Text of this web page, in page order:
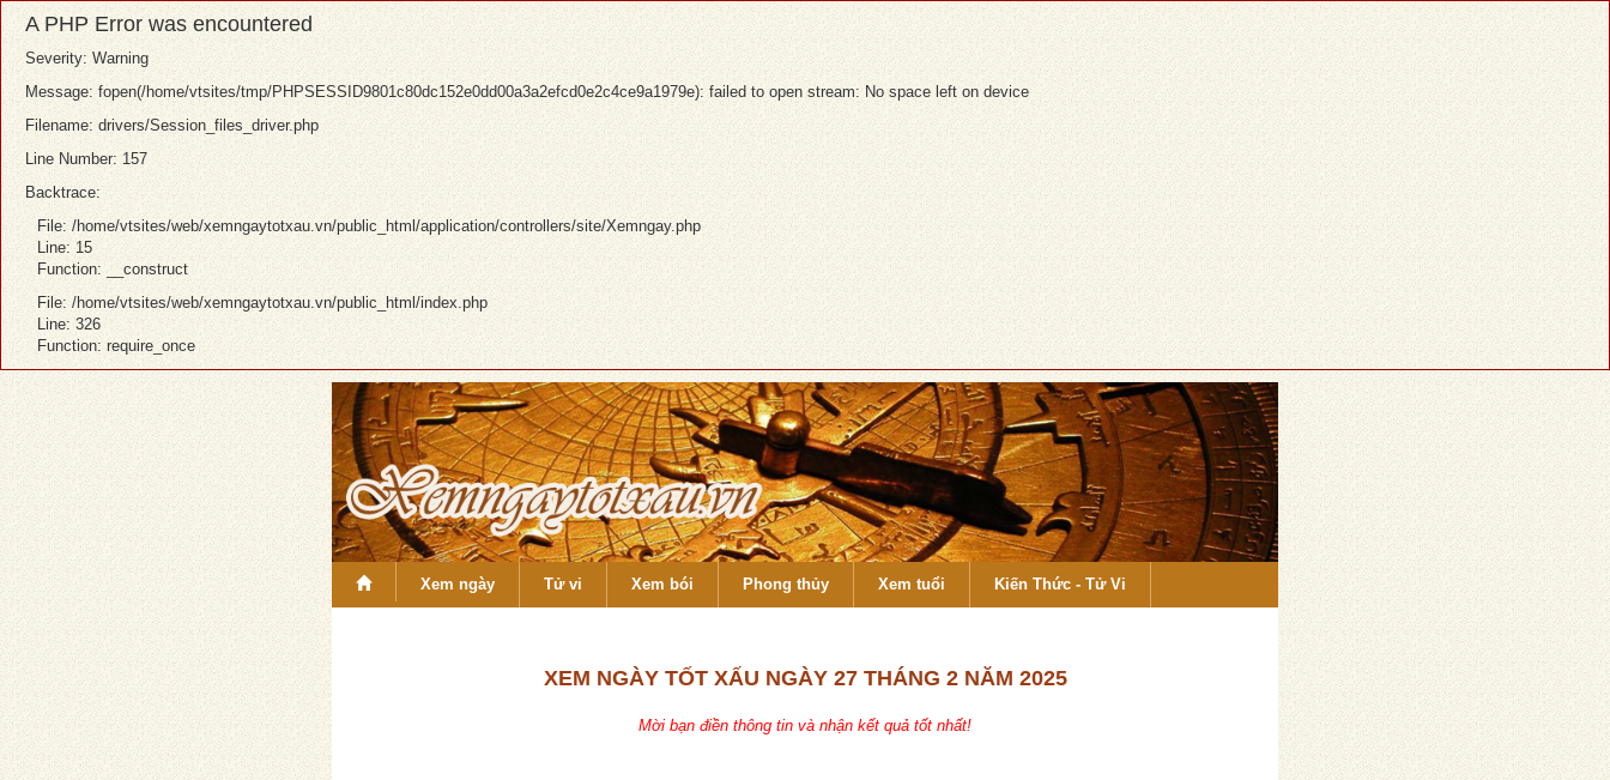
A PHP Error was encountered
Severity: Warning
Message: fopen(/home/vtsites/tmp/PHPSESSID9801c80dc152e0dd00a3a2efcd0e2c4ce9a1979e): failed to open stream: No space left on device
Filename: drivers/Session_files_driver.php
Line Number: 157
Backtrace:
File: /home/vtsites/web/xemngaytotxau.vn/public_html/application/controllers/site/Xemngay.php
Line: 15
Function: __construct
File: /home/vtsites/web/xemngaytotxau.vn/public_html/index.php
Line: 326
Function: require_once
Xem ngày Tử vi Xem bói Phong thủy Xem tuổi Kiến Thức - Tử Vi
XEM NGÀY TỐT XẤU NGÀY 27 THÁNG 2 NĂM 2025
Mời bạn điền thông tin và nhận kết quả tốt nhất!